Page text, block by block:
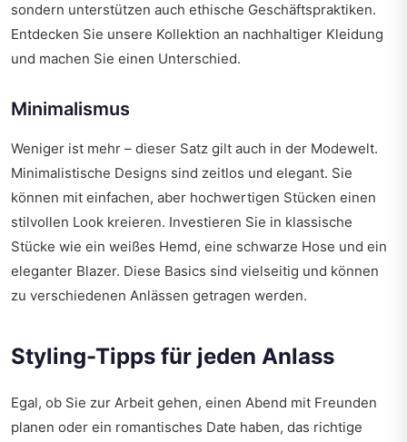
sondern unterstützen auch ethische Geschäftspraktiken.
Entdecken Sie unsere Kollektion an nachhaltiger Kleidung
und machen Sie einen Unterschied.
Minimalismus
Weniger ist mehr – dieser Satz gilt auch in der Modewelt.
Minimalistische Designs sind zeitlos und elegant. Sie
können mit einfachen, aber hochwertigen Stücken einen
stilvollen Look kreieren. Investieren Sie in klassische
Stücke wie ein weißes Hemd, eine schwarze Hose und ein
eleganter Blazer. Diese Basics sind vielseitig und können
zu verschiedenen Anlässen getragen werden.
Styling-Tipps für jeden Anlass
Egal, ob Sie zur Arbeit gehen, einen Abend mit Freunden
planen oder ein romantisches Date haben, das richtige